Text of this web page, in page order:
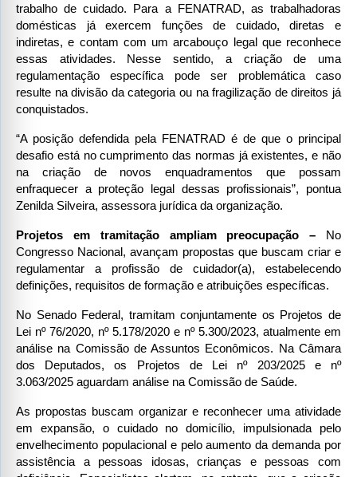
trabalho de cuidado. Para a FENATRAD, as trabalhadoras
domésticas já exercem funções de cuidado, diretas e
indiretas, e contam com um arcabouço legal que reconhece
essas atividades. Nesse sentido, a criação de uma
regulamentação específica pode ser problemática caso
resulte na divisão da categoria ou na fragilização de direitos já
conquistados.
“A posição defendida pela FENATRAD é de que o principal
desafio está no cumprimento das normas já existentes, e não
na criação de novos enquadramentos que possam
enfraquecer a proteção legal dessas profissionais”, pontua
Zenilda Silveira, assessora jurídica da organização.
Projetos em tramitação ampliam preocupação – No
Congresso Nacional, avançam propostas que buscam criar e
regulamentar a profissão de cuidador(a), estabelecendo
definições, requisitos de formação e atribuições específicas.
No Senado Federal, tramitam conjuntamente os Projetos de
Lei nº 76/2020, nº 5.178/2020 e nº 5.300/2023, atualmente em
análise na Comissão de Assuntos Econômicos. Na Câmara
dos Deputados, os Projetos de Lei nº 203/2025 e nº
3.063/2025 aguardam análise na Comissão de Saúde.
As propostas buscam organizar e reconhecer uma atividade
em expansão, o cuidado no domicílio, impulsionada pelo
envelhecimento populacional e pelo aumento da demanda por
assistência a pessoas idosas, crianças e pessoas com